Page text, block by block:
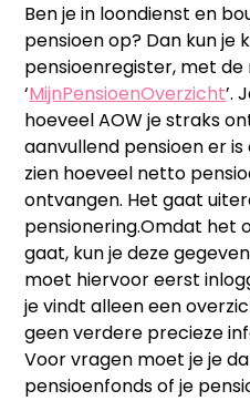
Ben je in loondienst en
pensioen op? Dan kun je
pensioenregister, met de
‘MijnPensioenOverzicht’.
hoeveel AOW je straks
aanvullend pensioen er
zien hoeveel netto
ontvangen. Het gaat
pensionering.Omdat het
gaat, kun je deze
moet hiervoor eerst
je vindt alleen een
geen verdere precieze
Voor vragen moet je je
pensioenfonds of je